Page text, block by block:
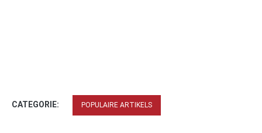
CATEGORIE: POPULAIRE ARTIKELS